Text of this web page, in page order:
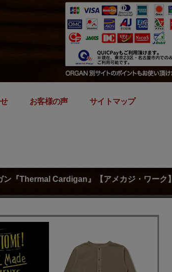
お客様の声 サイトマップ
『Thermal Cardigan』【アメカジ・ワーク】